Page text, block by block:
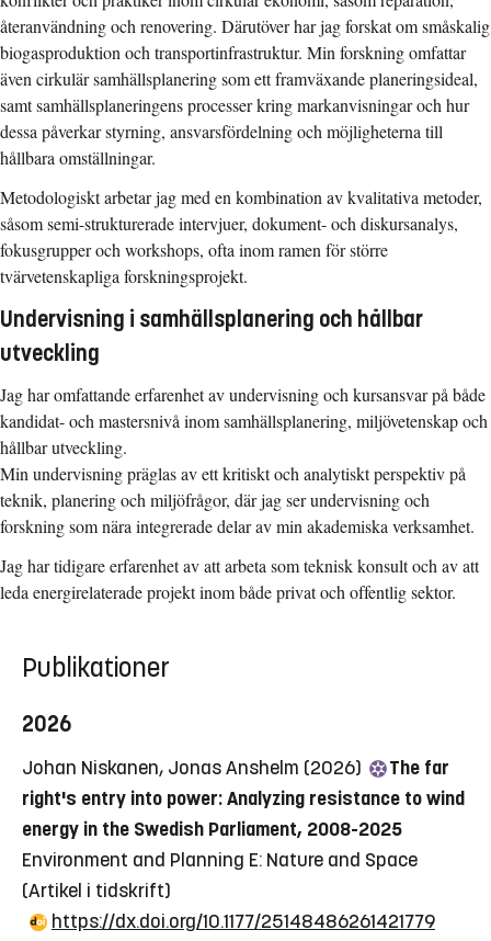
återanvändning och renovering. Därutöver har jag forskat om småskalig
biogasproduktion och transportinfrastruktur. Min forskning omfattar
även cirkulär samhällsplanering som ett framväxande planeringsideal,
samt samhällsplaneringens processer kring markanvisningar och hur
dessa påverkar styrning, ansvarsfördelning och möjligheterna till
hållbara omställningar.
Metodologiskt arbetar jag med en kombination av kvalitativa metoder,
såsom semi-strukturerade intervjuer, dokument- och diskursanalys,
fokusgrupper och workshops, ofta inom ramen för större
tvärvetenskapliga forskningsprojekt.
Undervisning i samhällsplanering och hållbar
utveckling
Jag har omfattande erfarenhet av undervisning och kursansvar på både
kandidat- och mastersnivå inom samhällsplanering, miljövetenskap och
hållbar utveckling.
Min undervisning präglas av ett kritiskt och analytiskt perspektiv på
teknik, planering och miljöfrågor, där jag ser undervisning och
forskning som nära integrerade delar av min akademiska verksamhet.
Jag har tidigare erfarenhet av att arbeta som teknisk konsult och av att
leda energirelaterade projekt inom både privat och offentlig sektor.
Publikationer
2026
Johan Niskanen, Jonas Anshelm (2026)
The far
right's entry into power: Analyzing resistance to wind
energy in the Swedish Parliament, 2008-2025
Environment and Planning E: Nature and Space
(Artikel i tidskrift)
https://dx.doi.org/10.1177/25148486261421779